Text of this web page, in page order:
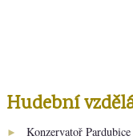
Hudební
► Konzervatoř